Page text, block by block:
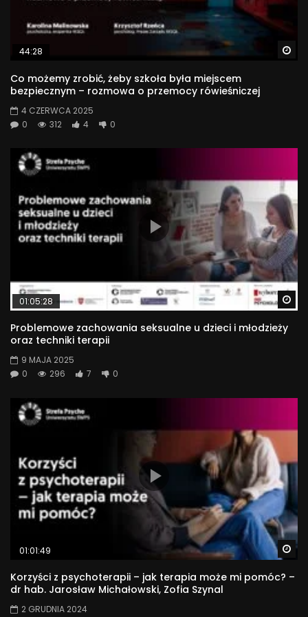
44:28
Co możemy zrobić, żeby szkoła była miejscem
bezpiecznym – rozmowa o przemocy rówieśniczej
4 CZERWCA 2025
0
312 4 0
01:05:28
Problemowe zachowania seksualne u dzieci i młodzieży
oraz techniki terapii
9 MAJA 2025
0
296 7 0
01:01:49
Korzyści z psychoterapii – jak terapia może mi pomóc? –
dr hab. Jarosław Michałowski, Zofia Szynal
2 GRUDNIA 2024